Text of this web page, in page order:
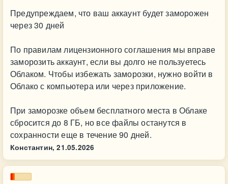
Предупреждаем, что ваш аккаунт будет заморожен
через 30 дней
По правилам лицензионного соглашения мы вправе
заморозить аккаунт, если вы долго не пользуетесь
Облаком. Чтобы избежать заморозки, нужно войти в
Облако с компьютера или через приложение.
При заморозке объем бесплатного места в Облаке
сбросится до 8 ГБ, но все файлы останутся в
сохранности еще в течение 90 дней.
Константин, 21.05.2026